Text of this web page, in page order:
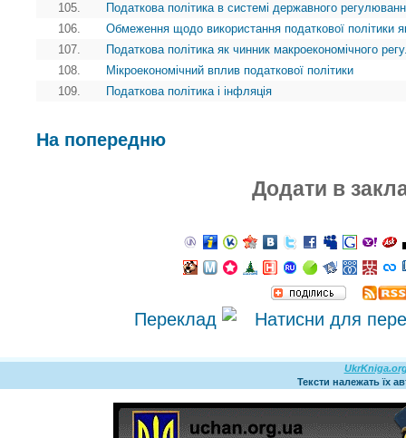
105.
Податкова політика в системі державного
106.
Обмеження щодо використання податкової політики
107.
Податкова політика як чинник макроекономічного
108.
Мікроекономічний вплив податкової політики
109.
Податкова політика і інфляція
На попередню
Додати в
Переклад
Тексти належать їх